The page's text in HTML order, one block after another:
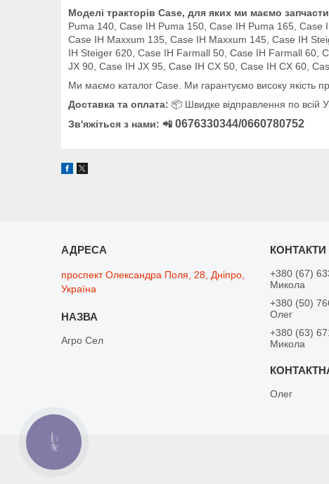
Моделі тракторів Case, для яких ми маємо
Puma 140, Case IH Puma 150, Case IH Puma 165,
Case IH Maxxum 135, Case IH Maxxum 145, Case IH
IH Steiger 620, Case IH Farmall 50, Case IH Farmall 60,
JX 90, Case IH JX 95, Case IH CX 50, Case IH CX 60,
Ми маємо каталог Case. Ми гарантуємо високу якість
Доставка та оплата: 📦 Швидке відправлення по всій
Зв'яжіться з нами: 📲 0676330344/0660780752
проспект Олександра Поля, 28, Дніпро,
Україна
Агро Сел
+380 (67)
Микола
+380 (50)
Олег
+380 (63)
Микола
Олег
КНОПКА
ЗВ'ЯЗКУ